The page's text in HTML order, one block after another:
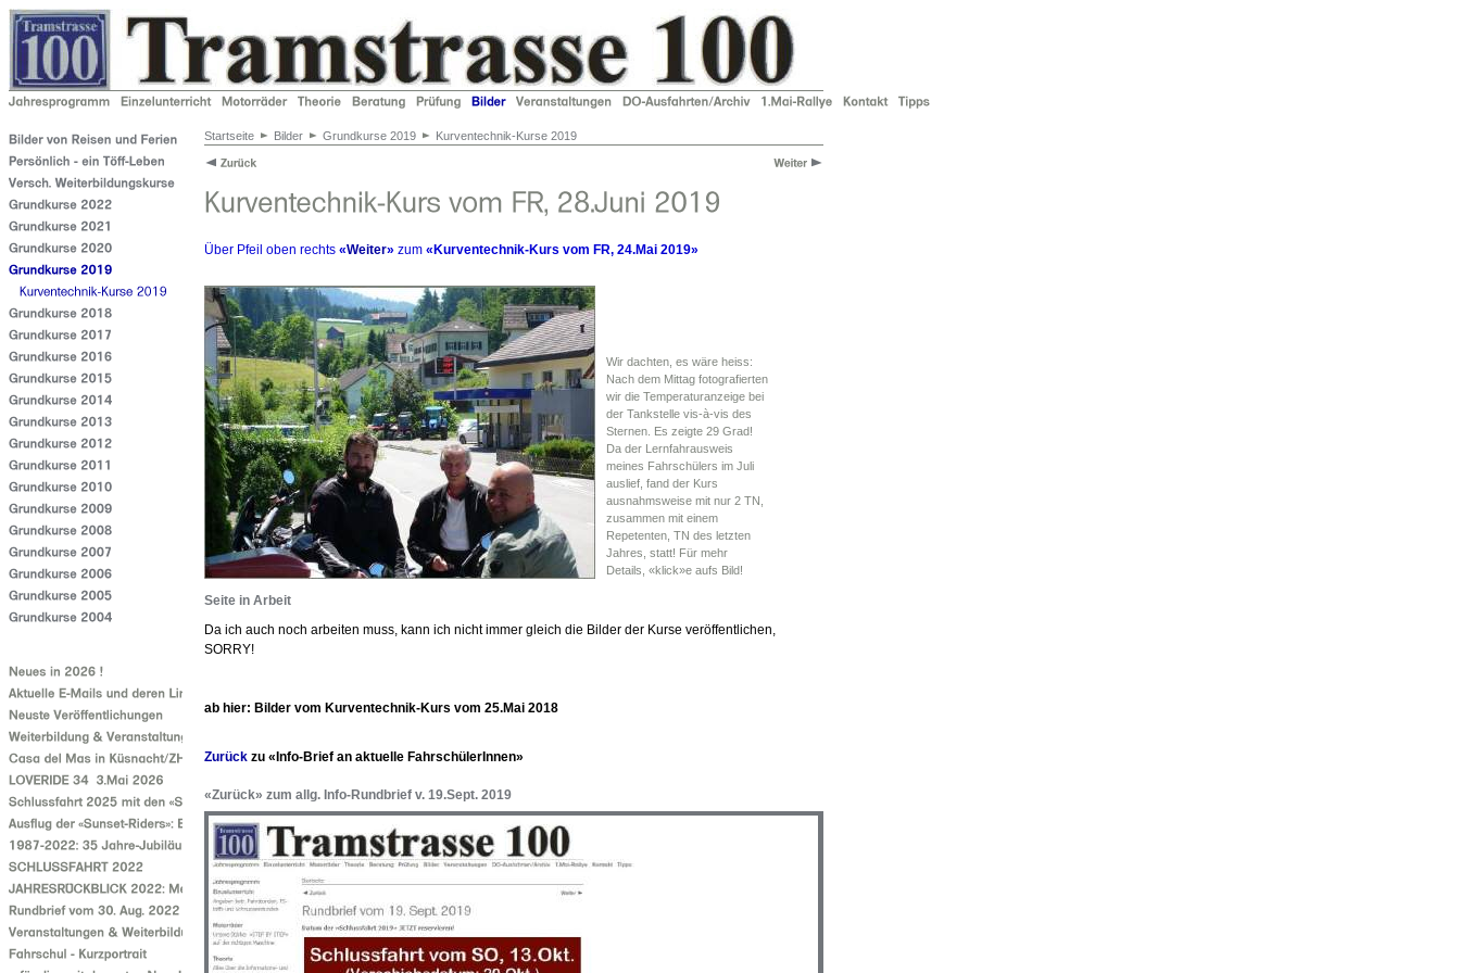
Startseite Bilder Grundkurse 2019 Kurventechnik-Kurse 2019
Über Pfeil oben rechts «Weiter» zum «Kurventechnik-Kurs vom FR, 24.Mai 2019»
Wir dachten, es wäre heiss:
Nach dem Mittag fotografierten
wir die Temperaturanzeige bei
der Tankstelle vis-à-vis des
Sternen. Es zeigte 29 Grad!
Da der Lernfahrausweis
meines Fahrschülers im Juli
auslief, fand der Kurs
ausnahmsweise mit nur 2 TN,
zusammen mit einem
Repetenten, TN des letzten
Jahres, statt! Für mehr
Details, «klick»e aufs Bild!
Seite in Arbeit
Da ich auch noch arbeiten muss, kann ich nicht immer gleich die Bilder der Kurse veröffentlichen,
SORRY!
ab hier: Bilder vom Kurventechnik-Kurs vom 25.Mai 2018
Zurück zu «Info-Brief an aktuelle FahrschülerInnen»
«Zurück» zum allg. Info-Rundbrief v. 19.Sept. 2019